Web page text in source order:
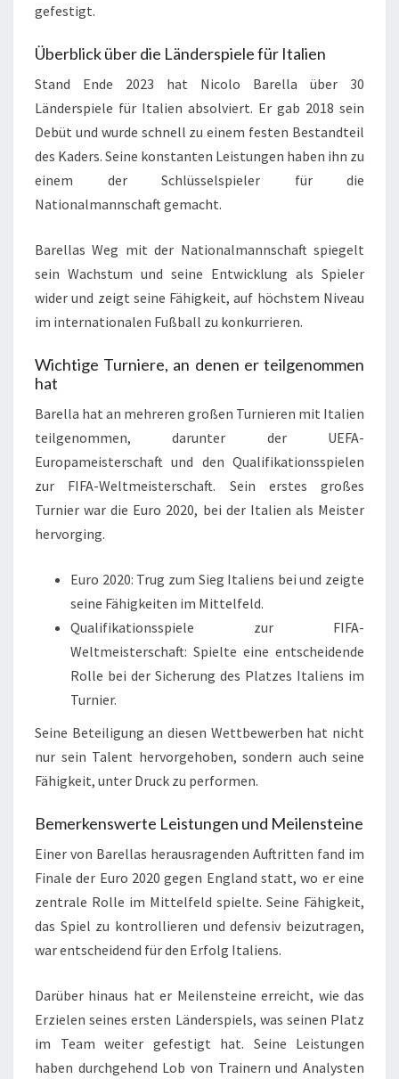
gefestigt.
Überblick über die Länderspiele für Italien
Stand Ende 2023 hat Nicolo Barella über 30
Länderspiele für Italien absolviert. Er gab 2018 sein
Debüt und wurde schnell zu einem festen Bestandteil
des Kaders. Seine konstanten Leistungen haben ihn zu
einem der Schlüsselspieler für die
Nationalmannschaft gemacht.
Barellas Weg mit der Nationalmannschaft spiegelt
sein Wachstum und seine Entwicklung als Spieler
wider und zeigt seine Fähigkeit, auf höchstem Niveau
im internationalen Fußball zu konkurrieren.
Wichtige Turniere, an denen er teilgenommen
hat
Barella hat an mehreren großen Turnieren mit Italien
teilgenommen, darunter der UEFA-
Europameisterschaft und den Qualifikationsspielen
zur FIFA-Weltmeisterschaft. Sein erstes großes
Turnier war die Euro 2020, bei der Italien als Meister
hervorging.
Euro 2020: Trug zum Sieg Italiens bei und zeigte
seine Fähigkeiten im Mittelfeld.
Qualifikationsspiele zur FIFA-
Weltmeisterschaft: Spielte eine entscheidende
Rolle bei der Sicherung des Platzes Italiens im
Turnier.
Seine Beteiligung an diesen Wettbewerben hat nicht
nur sein Talent hervorgehoben, sondern auch seine
Fähigkeit, unter Druck zu performen.
Bemerkenswerte Leistungen und Meilensteine
Einer von Barellas herausragenden Auftritten fand im
Finale der Euro 2020 gegen England statt, wo er eine
zentrale Rolle im Mittelfeld spielte. Seine Fähigkeit,
das Spiel zu kontrollieren und defensiv beizutragen,
war entscheidend für den Erfolg Italiens.
Darüber hinaus hat er Meilensteine erreicht, wie das
Erzielen seines ersten Länderspiels, was seinen Platz
im Team weiter gefestigt hat. Seine Leistungen
haben durchgehend Lob von Trainern und Analysten